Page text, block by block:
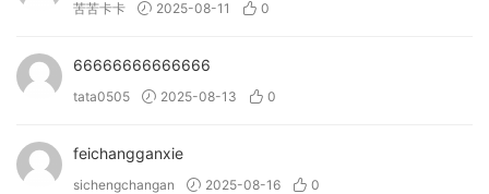
• Sequence complex patterns effortlessly with the new
• Customise your rhythms using modulating effects and
step characteristics for unique expression.
effects and four unique macros for ultimate sound shaping.
• Infuse instant groove into your tracks with 250 presets
苦苦卡卡 2025-08-11 0
66666666666666
tata0505 2025-08-13 0
feichangganxie
sichengchangan 2025-08-16 0